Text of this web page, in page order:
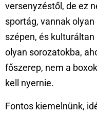
versenyzéstől, de ez
sportág, vannak
szépen, és kulturáltan
olyan sorozatokba,
főszerep, nem a
kell nyernie.
Fontos kiemelnünk,